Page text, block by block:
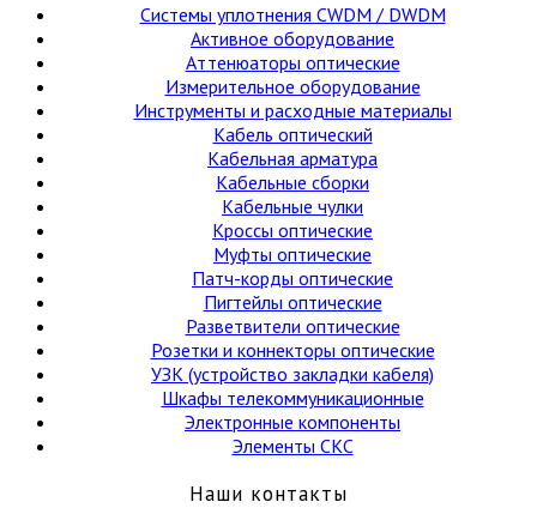
Cистемы уплотнения CWDM / DWDM
Активное оборудование
Аттенюаторы оптические
Измерительное оборудование
Инструменты и расходные материалы
Кабель оптический
Кабельная арматура
Кабельные сборки
Кабельные чулки
Кроссы оптические
Муфты оптические
Патч-корды оптические
Пигтейлы оптические
Разветвители оптические
Розетки и коннекторы оптические
УЗК (устройство закладки кабеля)
Шкафы телекоммуникационные
Электронные компоненты
Элементы СКС
Наши контакты